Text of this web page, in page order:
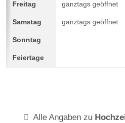
ganztags geöffnet
ganztags geöffnet
Alle Angaben zu